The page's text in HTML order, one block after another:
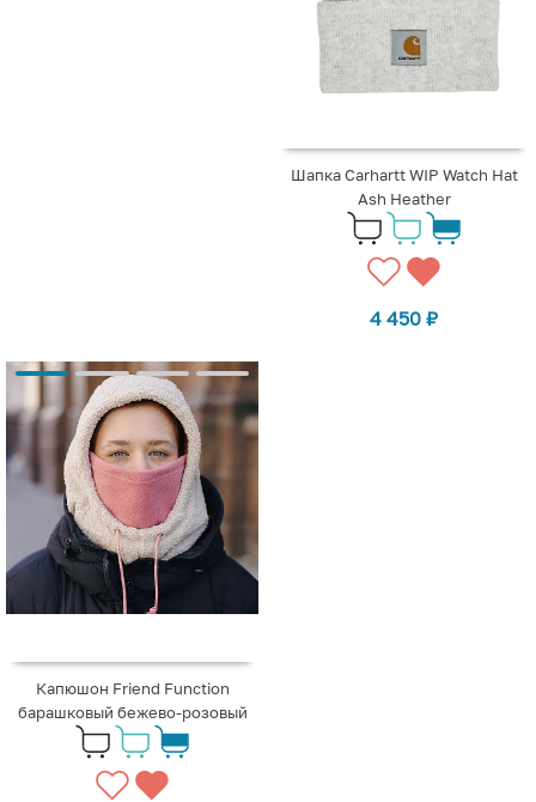
Шапка Carhartt WIP Watch Hat
Ash Heather
4 450 ₽
Капюшон Friend Function
барашковый бежево-розовый